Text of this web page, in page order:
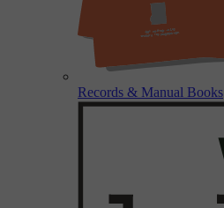
Records & Manual Books